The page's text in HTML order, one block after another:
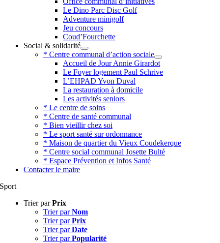
Le Dino Parc Disc Golf
Adventure minigolf
Jeu concours
Coud’Fourchette
Social & solidarité
* Centre communal d’action sociale
Accueil de Jour Annie Girardot
Le Foyer logement Paul Schrive
L’EHPAD Yvon Duval
La restauration à domicile
Les activités seniors
* Le centre de soins
* Centre de santé communal
* Bien vieillir chez soi
* Le sport santé sur ordonnance
* Maison de quartier du Vieux Coudekerque
* Centre social communal Josette Bulté
* Espace Prévention et Infos Santé
Contacter le maire
Sport
Trier parPrix
Trier parNom
Trier parPrix
Trier parDate
Trier parPopularité